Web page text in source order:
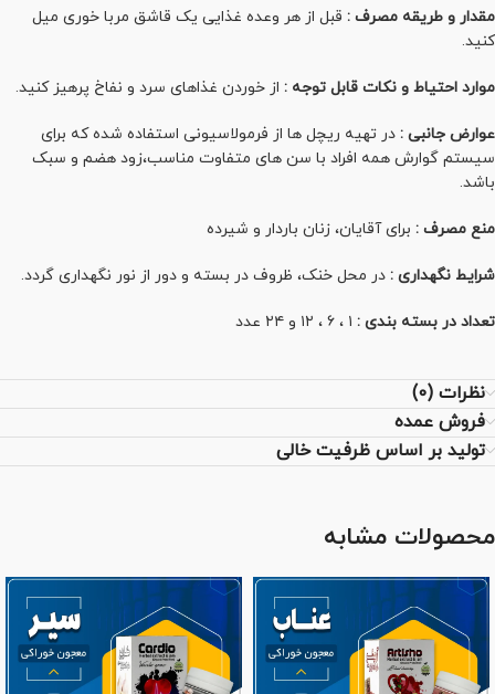
مقدار و طریقه مصرف : قبل از هر وعده غذایی یک قاشق مربا خوری میل
کنید.
موارد احتیاط و نکات قابل توجه : از خوردن غذاهای سرد و نفاخ پرهیز کنید.
عوارض جانبی : در تهیه ریچل ها از فرمولاسیونی استفاده شده که برای
سیستم گوارش همه افراد با سن های متفاوت مناسب،زود هضم و سبک
باشد.
منع مصرف : برای آقایان، زنان باردار و شیرده
شرایط نگهداری : در محل خنک، ظروف در بسته و دور از نور نگهداری گردد.
تعداد در بسته بندی :
نظرات (0)
فروش عمده
تولید بر اساس ظرفیت خالی
محصولات مشابه